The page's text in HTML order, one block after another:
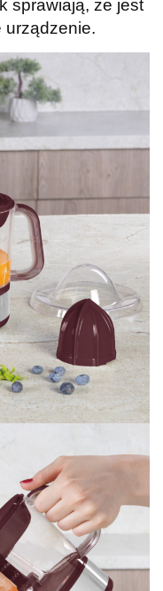
sprawiają, że jest
urządzenie.